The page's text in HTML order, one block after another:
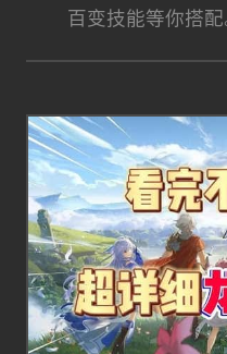
百变技能等你搭配